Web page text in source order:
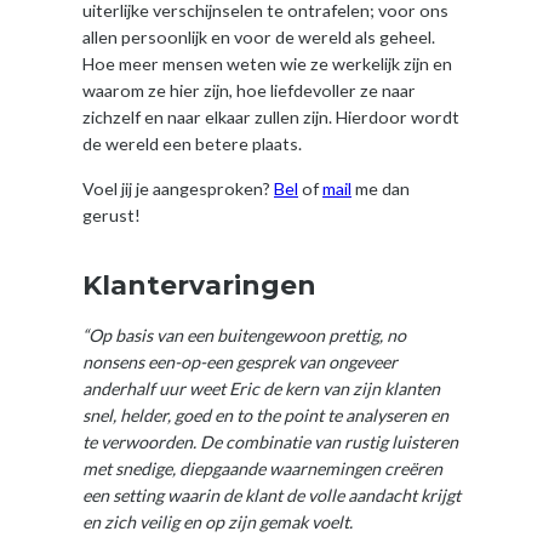
uiterlijke verschijnselen te ontrafelen; voor ons
allen persoonlijk en voor de wereld als geheel.
Hoe meer mensen weten wie ze werkelijk zijn en
waarom ze hier zijn, hoe liefdevoller ze naar
zichzelf en naar elkaar zullen zijn. Hierdoor wordt
de wereld een betere plaats.
Voel jij je aangesproken? Bel ofmail me dan
gerust!
Klantervaringen
“Op basis van een buitengewoon prettig, no
nonsens een-op-een gesprek van ongeveer
anderhalf uur weet Eric de kern van zijn klanten
snel, helder, goed en to the point te analyseren en
te verwoorden. De combinatie van rustig luisteren
met snedige, diepgaande waarnemingen creëren
een setting waarin de klant de volle aandacht krijgt
en zich veilig en op zijn gemak voelt.